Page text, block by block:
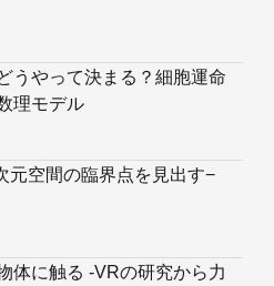
うやって決まる？細胞運命
理モデル
元空間の臨界点を見出す−
体に触る -VRの研究から力